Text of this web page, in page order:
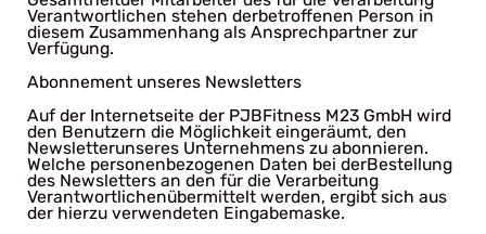
Verantwortlichen stehen derbetroffenen Person in
diesem Zusammenhang als Ansprechpartner zur
Verfügung.
Abonnement unseres Newsletters
Auf der Internetseite der PJBFitness M23 GmbH wird
den Benutzern die Möglichkeit eingeräumt, den
Newsletterunseres Unternehmens zu abonnieren.
Welche personenbezogenen Daten bei derBestellung
des Newsletters an den für die Verarbeitung
Verantwortlichenübermittelt werden, ergibt sich aus
der hierzu verwendeten Eingabemaske.